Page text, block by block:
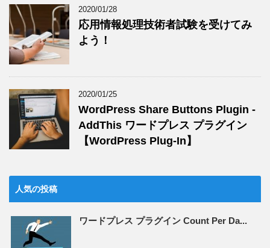
2020/01/28
応用情報処理技術者試験を受けてみ
よう！
2020/01/25
WordPress Share Buttons Plugin -
AddThis ワードプレス プラグイン
【WordPress Plug-In】
人気の投稿
ワードプレス プラグイン Count Per Da...